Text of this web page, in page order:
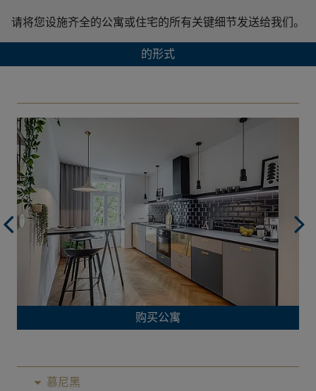
请将您设施齐全的公寓或住宅的所有关键细节发送给我们。
的形式
购买公寓
慕尼黑